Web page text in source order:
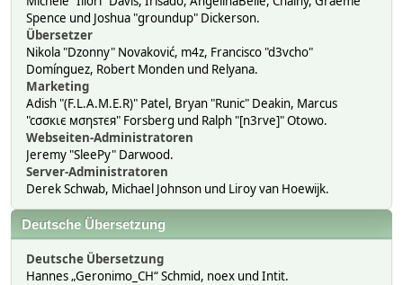
Spence und Joshua "groundup" Dickerson.
Übersetzer
Nikola "Dzonny" Novaković, m4z, Francisco "d3vcho"
Domínguez, Robert Monden und Relyana.
Marketing
Adish "(F.L.A.M.E.R)" Patel, Bryan "Runic" Deakin, Marcus
"cσσкιє мσηѕтєя" Forsberg und Ralph "[n3rve]" Otowo.
Webseiten-Administratoren
Jeremy "SleePy" Darwood.
Server-Administratoren
Derek Schwab, Michael Johnson und Liroy van Hoewijk.
Deutsche Übersetzung
Deutsche Übersetzung
Hannes „Geronimo_CH“ Schmid, noex und Intit.